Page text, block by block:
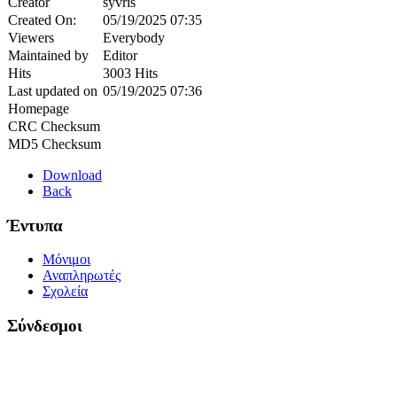
Created On:
05/19/2025 07:35
Viewers
Everybody
Maintained by
Editor
Hits
3003 Hits
Last updated on 05/19/2025 07:36
Homepage
CRC Checksum
MD5 Checksum
Download
Back
Έντυπα
Μόνιμοι
Αναπληρωτές
Σχολεία
Σύνδεσμοι